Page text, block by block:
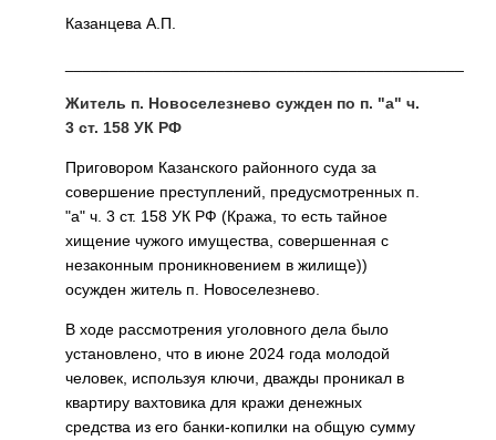
Казанцева А.П.
Житель п. Новоселезнево сужден по п. "а" ч.
3 ст. 158 УК РФ
Приговором Казанского районного суда за
совершение преступлений, предусмотренных п.
"а" ч. 3 ст. 158 УК РФ (Кража, то есть тайное
хищение чужого имущества, совершенная с
незаконным проникновением в жилище))
осужден житель п. Новоселезнево.
В ходе рассмотрения уголовного дела было
установлено, что в июне 2024 года молодой
человек, используя ключи, дважды проникал в
квартиру вахтовика для кражи денежных
средства из его банки-копилки на общую сумму